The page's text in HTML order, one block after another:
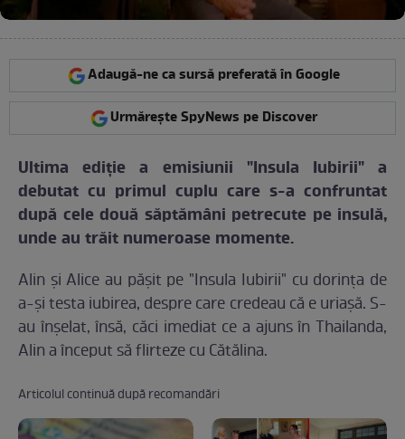
Adaugă-ne ca sursă preferată în Google
Urmărește SpyNews pe Discover
Ultima ediţie a emisiunii "Insula Iubirii" a
debutat cu primul cuplu care s-a confruntat
după cele două săptămâni petrecute pe insulă,
unde au trăit numeroase momente.
Alin şi Alice au păşit pe "Insula Iubirii" cu dorinţa de
a-şi testa iubirea, despre care credeau că e uriaşă. S-
au înşelat, însă, căci imediat ce a ajuns în Thailanda,
Alin a început să flirteze cu Cătălina.
Articolul continuă după recomandări